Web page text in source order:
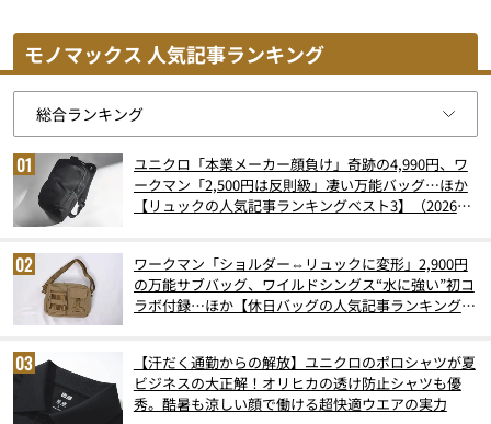
モノマックス 人気記事ランキング
ユニクロ「本業メーカー顔負け」奇跡の4,990円、ワ
ークマン「2,500円は反則級」凄い万能バッグ…ほか
【リュックの人気記事ランキングベスト3】（2026年
ワークマン「ショルダー⇔リュックに変形」2,900円
の万能サブバッグ、ワイルドシングス“水に強い”初コ
ラボ付録…ほか【休日バッグの人気記事ランキングベ
【汗だく通勤からの解放】ユニクロのポロシャツが夏
ビジネスの大正解！オリヒカの透け防止シャツも優
秀。酷暑も涼しい顔で働ける超快適ウエアの実力